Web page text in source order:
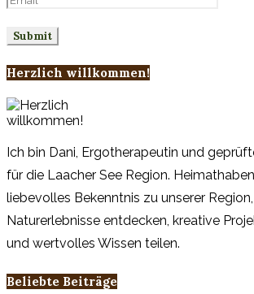
Herzlich willkommen!
Ich bin Dani, Ergotherapeutin und
für die Laacher See Region.
liebevolles Bekenntnis zu unserer
Naturerlebnisse entdecken, kreative
und wertvolles Wissen teilen.
Beliebte Beiträge